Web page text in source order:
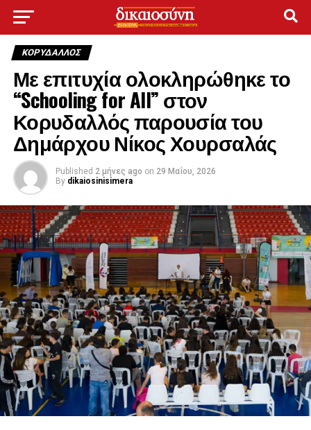
ΚΟΡΥΔΑΛΛΟΣ
Με επιτυχία ολοκληρώθηκε το
“Schooling for All” στον
Κορυδαλλός παρουσία του
Δημάρχου Νίκος Χουρσαλάς
Published 2 μήνες ago on 29 Μαΐου, 2026
By dikaiosinisimera